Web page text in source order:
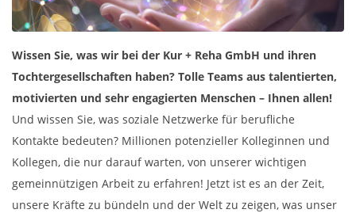
Wissen Sie, was wir bei der Kur + Reha GmbH und ihren
Tochtergesellschaften haben? Tolle Teams aus talentierten,
motivierten und sehr engagierten Menschen – Ihnen allen!
Und wissen Sie, was soziale Netzwerke für berufliche
Kontakte bedeuten? Millionen potenzieller Kolleginnen und
Kollegen, die nur darauf warten, von unserer wichtigen
gemeinnützigen Arbeit zu erfahren! Jetzt ist es an der Zeit,
unsere Kräfte zu bündeln und der Welt zu zeigen, was unser